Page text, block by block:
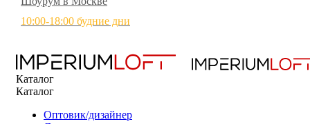
10:00-18:00 будние дни
Каталог
Каталог
Оптовик/дизайнер